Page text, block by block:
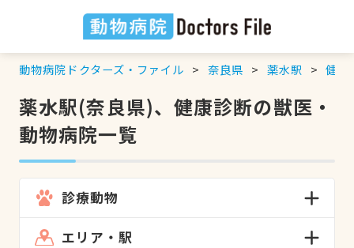
動物病院ドクターズ・ファイル 奈良県 薬水駅 健康
薬水駅(奈良県)、健康診断の獣医・
動物病院一覧
診療動物
エリア・駅